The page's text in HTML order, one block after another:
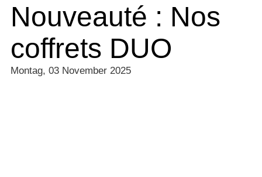
Nouveauté : Nos
coffrets DUO
Montag, 03 November 2025